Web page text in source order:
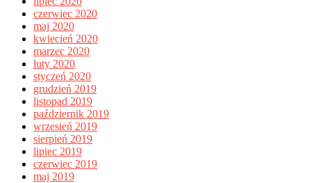
czerwiec 2020
maj 2020
kwiecień 2020
marzec 2020
luty 2020
styczeń 2020
grudzień 2019
listopad 2019
październik 2019
wrzesień 2019
sierpień 2019
lipiec 2019
czerwiec 2019
maj 2019